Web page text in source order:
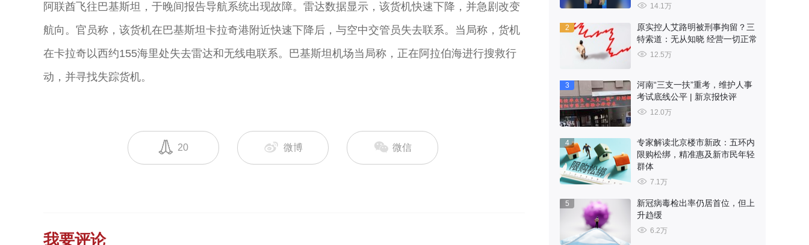
阿联酋飞往巴基斯坦，于晚间报告导航系统出现故障。雷达数据显示，该货机快速下降，并急剧改变
航向。官员称，该货机在巴基斯坦卡拉奇港附近快速下降后，与空中交管员失去联系。当局称，货机
在卡拉奇以西约155海里处失去雷达和无线电联系。巴基斯坦机场当局称，正在阿拉伯海进行搜救行
动，并寻找失踪货机。
20 微博 微信
我要评论
14.1万
2
原实控人艾路明被刑事拘留？三
特索道：无从知晓 经营一切正常
12.5万
3
河南“三支一扶”重考，维护人事
考试底线公平 | 新京报快评
12.0万
4
专家解读北京楼市新政：五环内
限购松绑，精准惠及新市民年轻
群体
7.1万
5
新冠病毒检出率仍居首位，但上
升趋缓
6.2万